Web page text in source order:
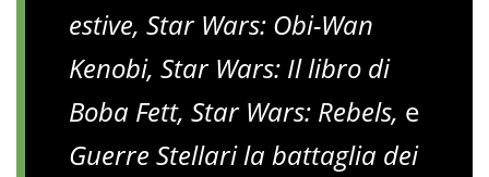
estive, Star Wars: Obi-Wan
Kenobi, Star Wars: Il libro di
Boba Fett, Star Wars: Rebels, e
Guerre Stellari la battaglia dei